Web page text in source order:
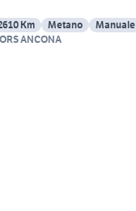
Km Metano Manuale
ANCONA